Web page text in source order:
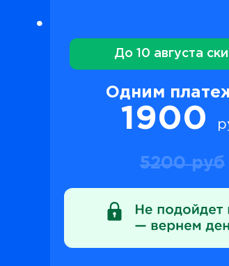
До 10 августа
Одним
1900
5200 руб